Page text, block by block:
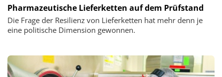
Pharmazeutische Lieferketten auf dem Prüfstand
Die Frage der Resilienz von Lieferketten hat mehr denn je
eine politische Dimension gewonnen.